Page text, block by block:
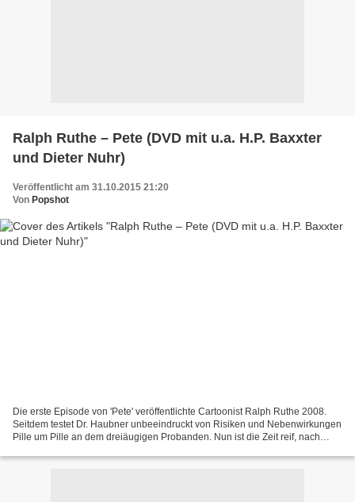
Ralph Ruthe – Pete (DVD mit u.a. H.P. Baxxter
und Dieter Nuhr)
Veröffentlicht am 31.10.2015 21:20
Von Popshot
Die erste Episode von 'Pete' veröffentlichte Cartoonist Ralph Ruthe 2008.
Seitdem testet Dr. Haubner unbeeindruckt von Risiken und Nebenwirkungen
Pille um Pille an dem dreiäugigen Probanden. Nun ist die Zeit reif, nach